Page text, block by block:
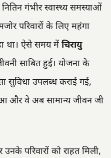
गंभीर स्वास्थ्य समस्याओं
परिवारों के लिए महंगा
था। ऐसे समय में चिरायु
साबित हुई। योजना के
सुविधा उपलब्ध कराई गई,
और वे अब सामान्य जीवन जी
परिवारों को राहत मिली,